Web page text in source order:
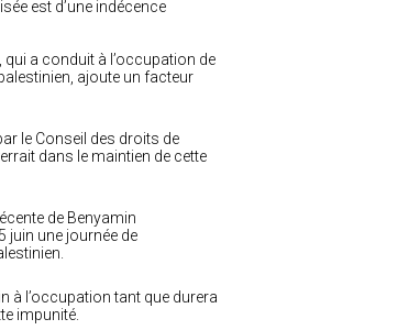
est d’une indécence
qui a conduit à l’occupation de
ajoute un facteur
le Conseil des droits de
dans le maintien de cette
de Benyamin
juin une journée de
à l’occupation tant que durera
impunité.